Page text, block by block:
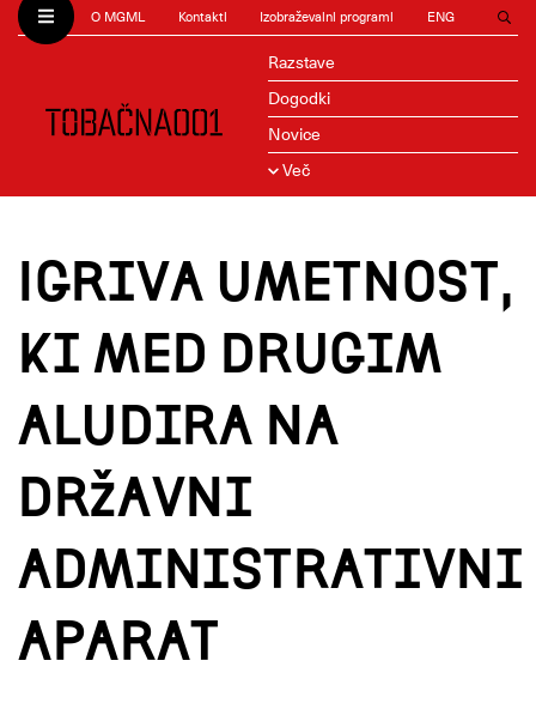
O MGML Kontakti Izobraževalni programi ENG
Razstave
Dogodki
Novice
Več
Igriva umetnost,
ki med drugim
aludira na
državni
administrativni
aparat